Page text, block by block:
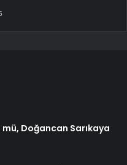
Doğancan Sarıkaya